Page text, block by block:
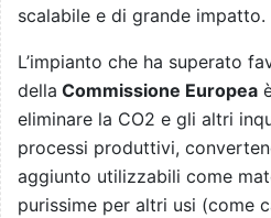
scalabile e di grande impatto.
L’impianto che ha superato
della Commissione Europea
eliminare la CO2 e gli altri
processi produttivi,
aggiunto utilizzabili come
purissime per altri usi (come